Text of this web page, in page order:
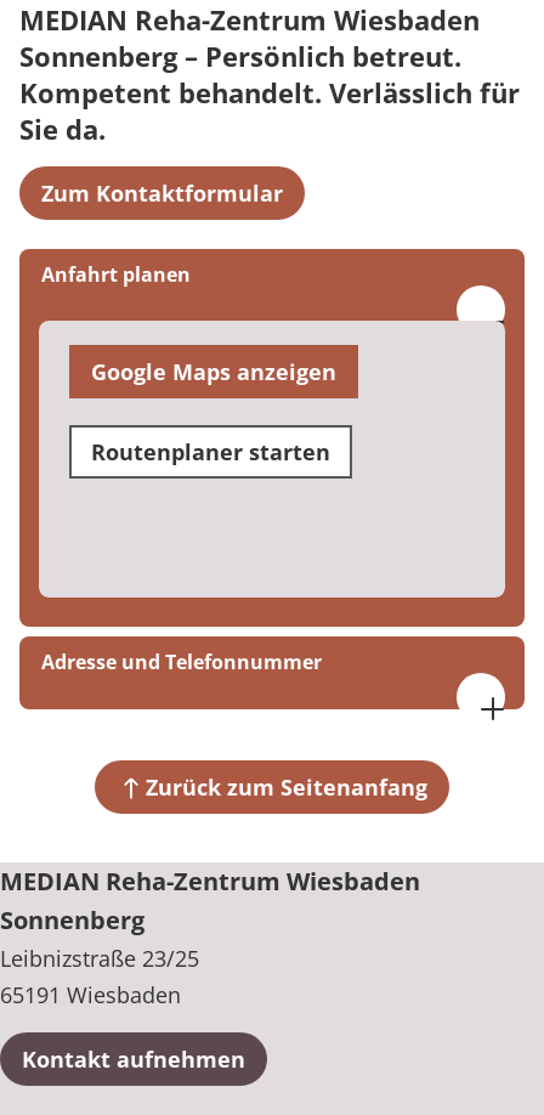
MEDIAN Reha-Zentrum Wiesbaden
Sonnenberg – Persönlich betreut.
Kompetent behandelt. Verlässlich für
Sie da.
Zum Kontaktformular
Anfahrt planen
Google Maps anzeigen
Routenplaner starten
Adresse und Telefonnummer
65191 WiesbadenZurück zum Seitenanfang
MEDIAN Reha-Zentrum Wiesbaden
Sonnenberg
Leibnizstraße 23/25
65191 Wiesbaden
Kontakt aufnehmen